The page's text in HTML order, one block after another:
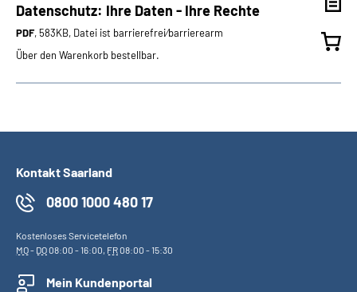
Datenschutz: Ihre Daten - Ihre Rechte
PDF, 583KB, Datei ist barrierefrei⁄barrierearm
Über den Warenkorb bestellbar.
Kontakt Saarland
0800 1000 480 17
Kostenloses Servicetelefon
MO- DO08:00 - 16:00, FR08:00 - 15:30
Mein Kundenportal